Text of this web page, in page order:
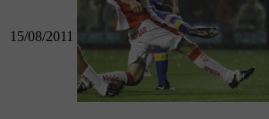
15/08/2011